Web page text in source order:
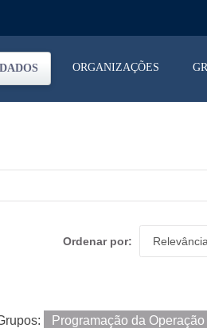
ORGANIZAÇÕES
Ordenar por
Programação da Operação